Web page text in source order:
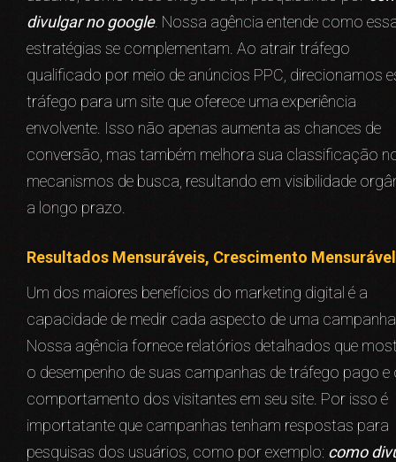
divulgar no google. Nossa agência entende como
estratégias se complementam. Ao atrair tráfego
qualificado por meio de anúncios PPC, direcionamos
tráfego para um site que oferece uma experiência
envolvente. Isso não apenas aumenta as chances de
conversão, mas também melhora sua classificação
mecanismos de busca, resultando em visibilidade
a longo prazo.
Resultados Mensuráveis, Crescimento Mensurável
Um dos maiores benefícios do marketing digital é a
capacidade de medir cada aspecto de uma
Nossa agência fornece relatórios detalhados que
o desempenho de suas campanhas de tráfego pago e
comportamento dos visitantes em seu site. Por isso é
importatante que campanhas tenham respostas para
pesquisas dos usuários, como por exemplo: como